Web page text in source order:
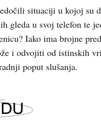
situaciji u kojoj su
gleda u svoj telefon te
Iako ima brojne
i odvojiti od istinskih
poput slušanja.